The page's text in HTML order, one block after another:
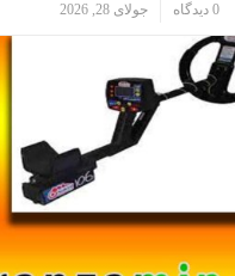
0 دیدگاه جولای 28, 2026